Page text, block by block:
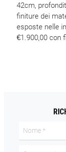
42cm,
finiture dei
esposte nelle
€1.900,00 con